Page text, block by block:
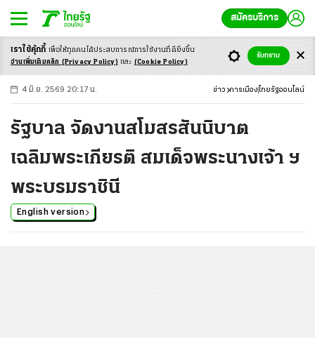
สมัครบริการ
-ก ก ก+
4 มิ.ย. 2569 20:17 น. ข่าว การเมือง ไทยรัฐออนไลน์
รัฐบาล จัดงานสโมสรสันนิบาต
เฉลิมพระเกียรติ สมเด็จพระนางเจ้า ฯ
พระบรมราชินี
English version
เราใช้คุ้กกี้ เพื่อให้ทุกคนได้ประสบการณ์การใช้งานที่ดียิ่งขึ้น
อ่านเพิ่มเติมคลิก (Privacy Policy) และ (Cookie Policy)
รับทราบ